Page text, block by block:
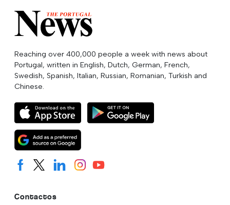
Reaching over 400,000 people a week with news about
Portugal, written in English, Dutch, German, French,
Swedish, Spanish, Italian, Russian, Romanian, Turkish and
Chinese.
Contactos